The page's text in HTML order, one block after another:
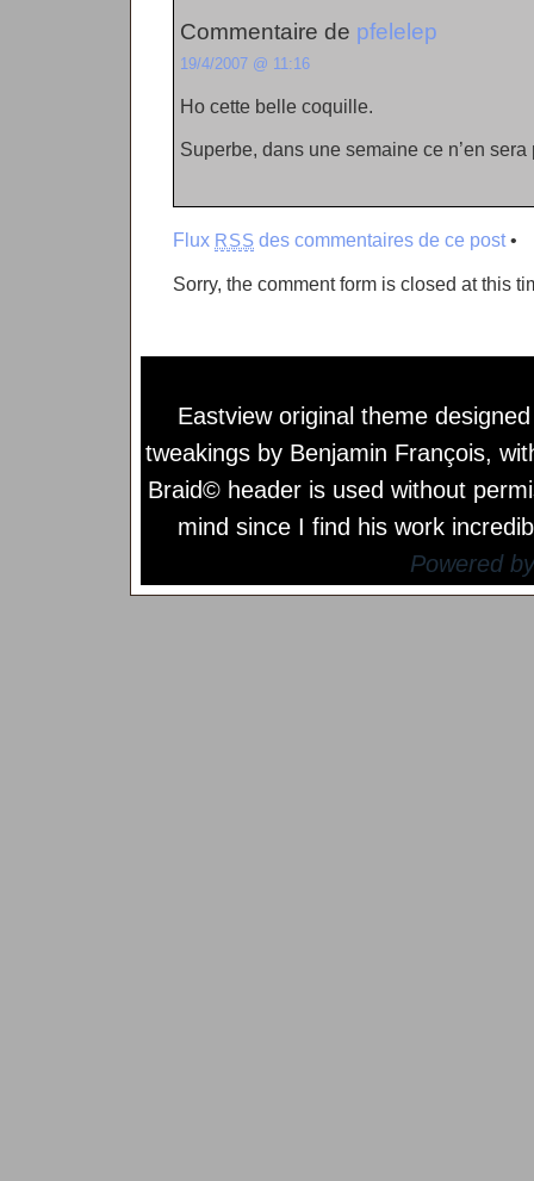
Commentaire de pfelelep
19/4/2007 @ 11:16
Ho cette belle coquille.
Superbe, dans une semaine ce n’en
Flux RSS des commentaires de ce post•
Sorry, the comment form is closed at this
Eastview original theme
tweakings by Benjamin François,
Braid© header is used without
mind since I find his work
Powered